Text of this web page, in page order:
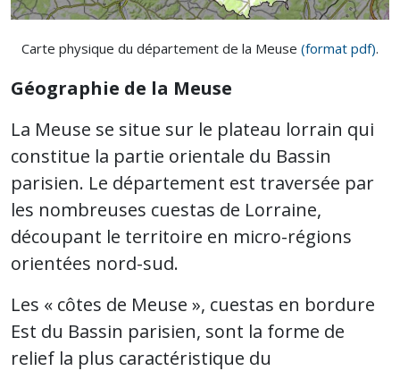
Carte physique du département de la Meuse (format pdf).
Géographie de la Meuse
La Meuse se situe sur le plateau lorrain qui
constitue la partie orientale du Bassin
parisien. Le département est traversée par
les nombreuses cuestas de Lorraine,
découpant le territoire en micro-régions
orientées nord-sud.
Les « côtes de Meuse », cuestas en bordure
Est du Bassin parisien, sont la forme de
relief la plus caractéristique du